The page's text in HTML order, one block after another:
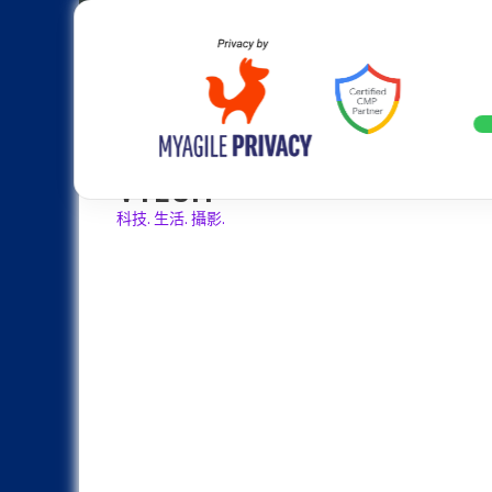
Skip
設計往旗艦機靠攏：Samsung
VTECH
科技. 生活. 攝影.